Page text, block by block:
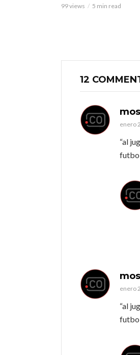
99 views 5 min read
12
enero
“al
enero
“al